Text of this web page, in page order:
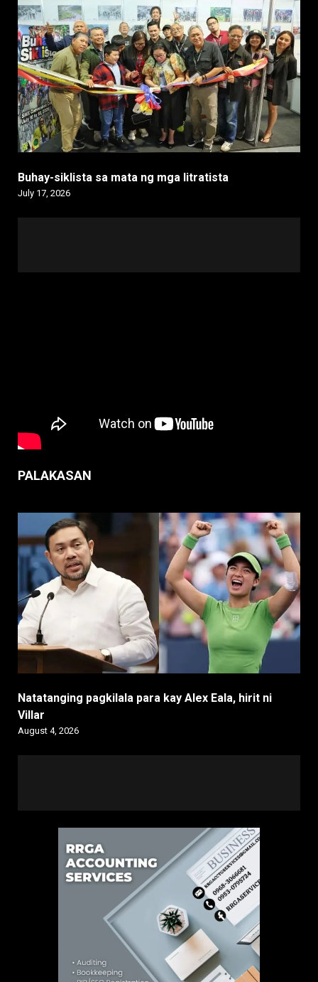
Buhay-siklista sa mata ng mga litratista
July 17, 2026
PALAKASAN
Natatanging pagkilala para kay Alex Eala, hirit ni
Villar
August 4, 2026